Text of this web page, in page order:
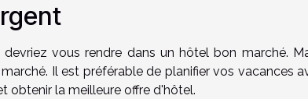
vous rendre dans un hôtel bon marché.
Il est préférable de planifier vos vacances
obtenir la meilleure offre d'hôtel.